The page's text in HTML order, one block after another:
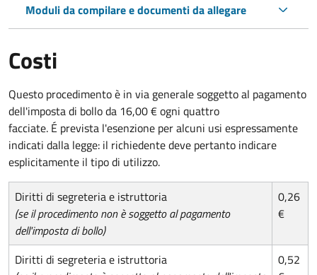
Moduli da compilare e documenti da allegare
Costi
Questo procedimento è in via generale soggetto al pagamento
dell'imposta di bollo da 16,00 € ogni quattro
facciate. É prevista l'esenzione per alcuni usi espressamente
indicati dalla legge: il richiedente deve pertanto indicare
esplicitamente il tipo di utilizzo.
Diritti di segreteria e istruttoria
(se il procedimento non è soggetto al pagamento
dell'imposta di bollo)
0,26
€
Diritti di segreteria e istruttoria
0,52